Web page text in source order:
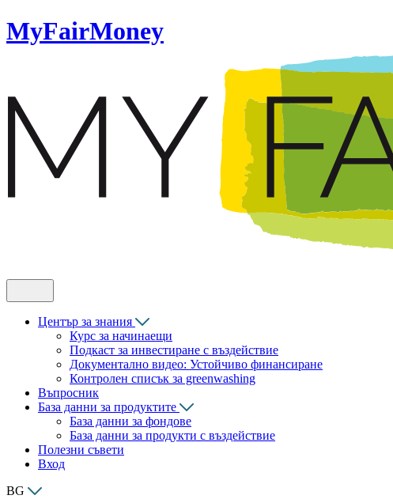
MyFairMoney
Център за знания
Курс за начинаещи
Подкаст за инвестиране с въздействие
Документално видео: Устойчиво финансиране
Контролен списък за greenwashing
Въпросник
База данни за продуктите
База данни за фондове
База данни за продукти с въздействие
Полезни съвети
Вход
BG